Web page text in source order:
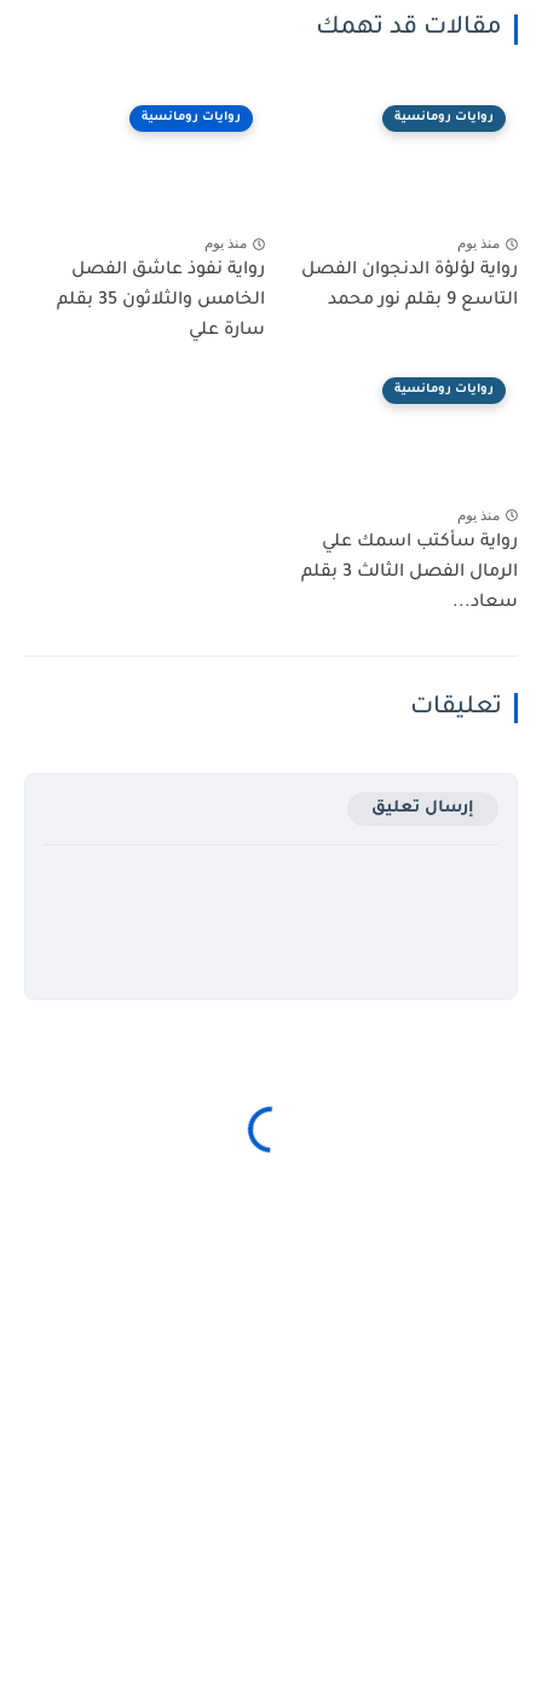
مقالات قد تهمك
روايات رومانسية
منذ يوم
رواية لؤلؤة الدنجوان الفصل
التاسع 9 بقلم نور محمد
روايات رومانسية
منذ يوم
رواية نفوذ عاشق الفصل
الخامس والثلاثون 35 بقلم
سارة علي
روايات رومانسية
منذ يوم
رواية سأكتب اسمك علي
الرمال الفصل الثالث 3 بقلم
سعاد...
تعليقات
إرسال تعليق